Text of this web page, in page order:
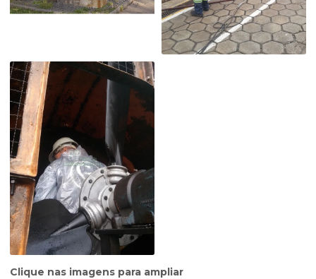
Clique nas imagens para ampliar